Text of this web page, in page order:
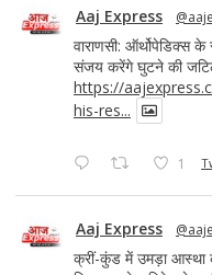
Aaj Express
वाराणसी: ऑर्थोपेडिक्स
संजय करेंगे घुटने की
https://
his-res...
1
Aaj Express
क्रीं-कुंड में उमड़ा आस्था